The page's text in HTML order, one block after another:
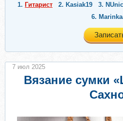
1. Гитарист 2. Kasiak19 3.
6.
Вязание сумки
7 июл 2025